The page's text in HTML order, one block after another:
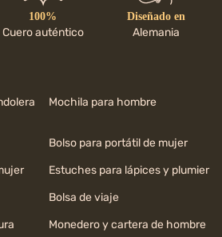
100%
Cuero auténtico
Diseñado en
Alemania
Mochila para hombre
Bolso para portátil de mujer
Estuches para lápices y plumier
Bolsa de viaje
Monedero y cartera de hombre